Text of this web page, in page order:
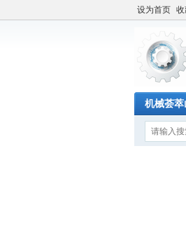
设为首页
机械荟萃